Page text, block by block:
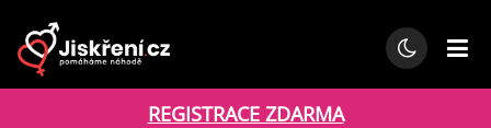
REGISTRACE ZDARMA